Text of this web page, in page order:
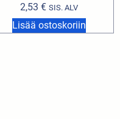
2,53 € SIS. ALV
Lisää ostoskoriin